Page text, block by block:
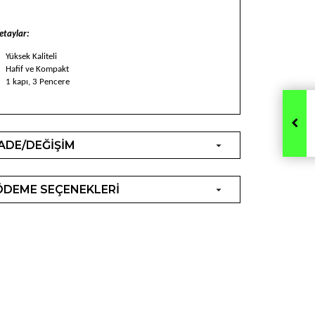
Yüksek Kaliteli
Hafif ve Kompakt
1 kapı, 3 Pencere
DEĞİŞİM
SEÇENEKLERİ